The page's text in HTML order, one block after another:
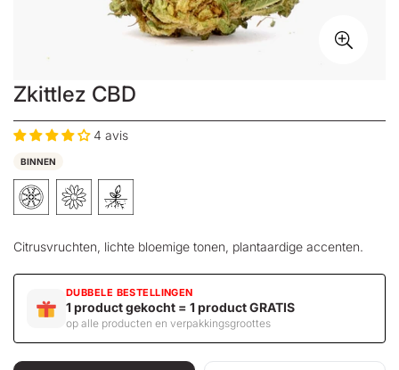
Zkittlez CBD
4 avis
BINNEN
Citrusvruchten, lichte bloemige tonen, plantaardige accenten.
DUBBELE BESTELLINGEN
1 product gekocht = 1 product GRATIS
op alle producten en verpakkingsgroottes